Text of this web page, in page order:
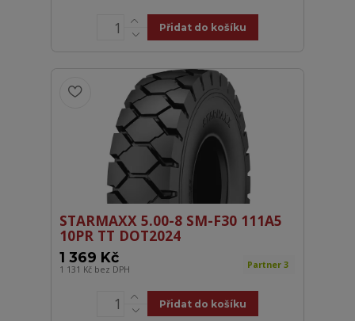
Přidat do košíku
STARMAXX 5.00-8 SM-F30 111A5
10PR TT DOT2024
1 369 Kč
1 131 Kč bez DPH Partner 3
Přidat do košíku